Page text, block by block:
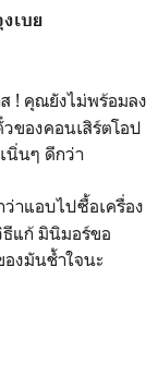
เบย
ส ! คุณยังไม่พร้อมลง
ของคอนเสิร์ตโอป
นิ่นๆ ดีกว่า
าแอบไปซื้อเครื่อง
แก้ มินิมอร์ขอ
งมันช้ำใจนะ